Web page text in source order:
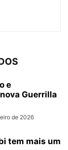
e
Guerrilla
de 2026
tem mais um